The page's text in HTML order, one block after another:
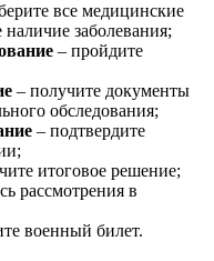
все медицинские
заболевания;
– пройдите
– получите документы
обследования;
– подтвердите
итоговое решение;
рассмотрения в
военный билет.